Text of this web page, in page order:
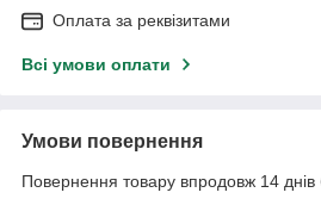
Оплата за реквізитами
Всі умови оплати
Умови повернення
Повернення товару впродовж 14 днів